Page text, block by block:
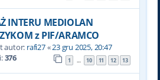
INTERU MEDIOLAN
z PIF/ARAMCO
autor: rafi27«23 gru 2025, 20:47
376 1 … 10 11 12 13